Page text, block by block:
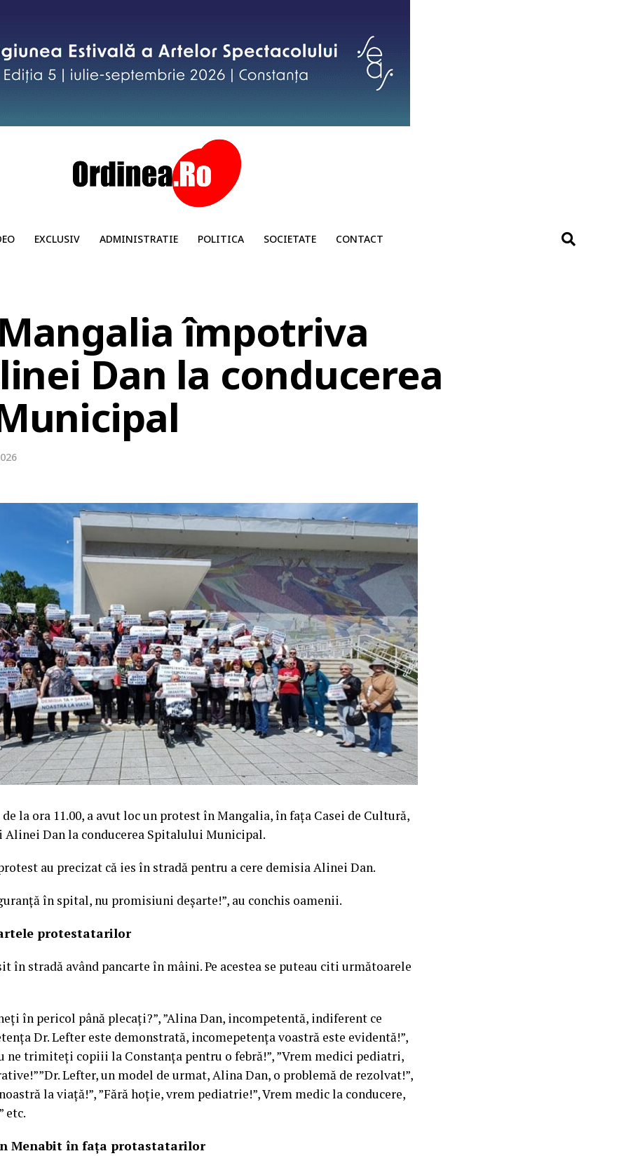
EXCLUSIV ADMINISTRATIE POLITICA SOCIETATE CONTACT
împotriva
Dan la conducerea
la ora 11.00, a avut loc un protest în Mangalia, în fața Casei de Cultură,
Dan la conducerea Spitalului Municipal.
au precizat că ies în stradă pentru a cere demisia Alinei Dan.
în spital, nu promisiuni deșarte!”, au conchis oamenii.
protestatarilor
în stradă având pancarte în mâini. Pe acestea se puteau citi următoarele
în pericol până plecați?”, ”Alina Dan, incompetentă, indiferent ce
Dr. Lefter este demonstrată, incomepetența voastră este evidentă!”,
ne trimiteți copiii la Constanța pentru o febră!”, ”Vrem medici pediatri,
Lefter, un model de urmat, Alina Dan, o problemă de rezolvat!”,
la viață!”, ”Fără hoție, vrem pediatrie!”, Vrem medic la conducere,
etc.
Menabit în fața protastatarilor